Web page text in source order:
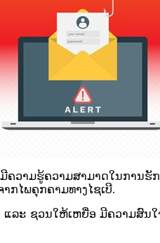
ວາມຮູ້ຄວາມສາມາດໃນການຮັ
ກໄພຄຸກຄາມທາງໄຊເບີ.
ລະ ຊວນໃຫ້ເຫຍື່ອ ມີຄວາມສົນ